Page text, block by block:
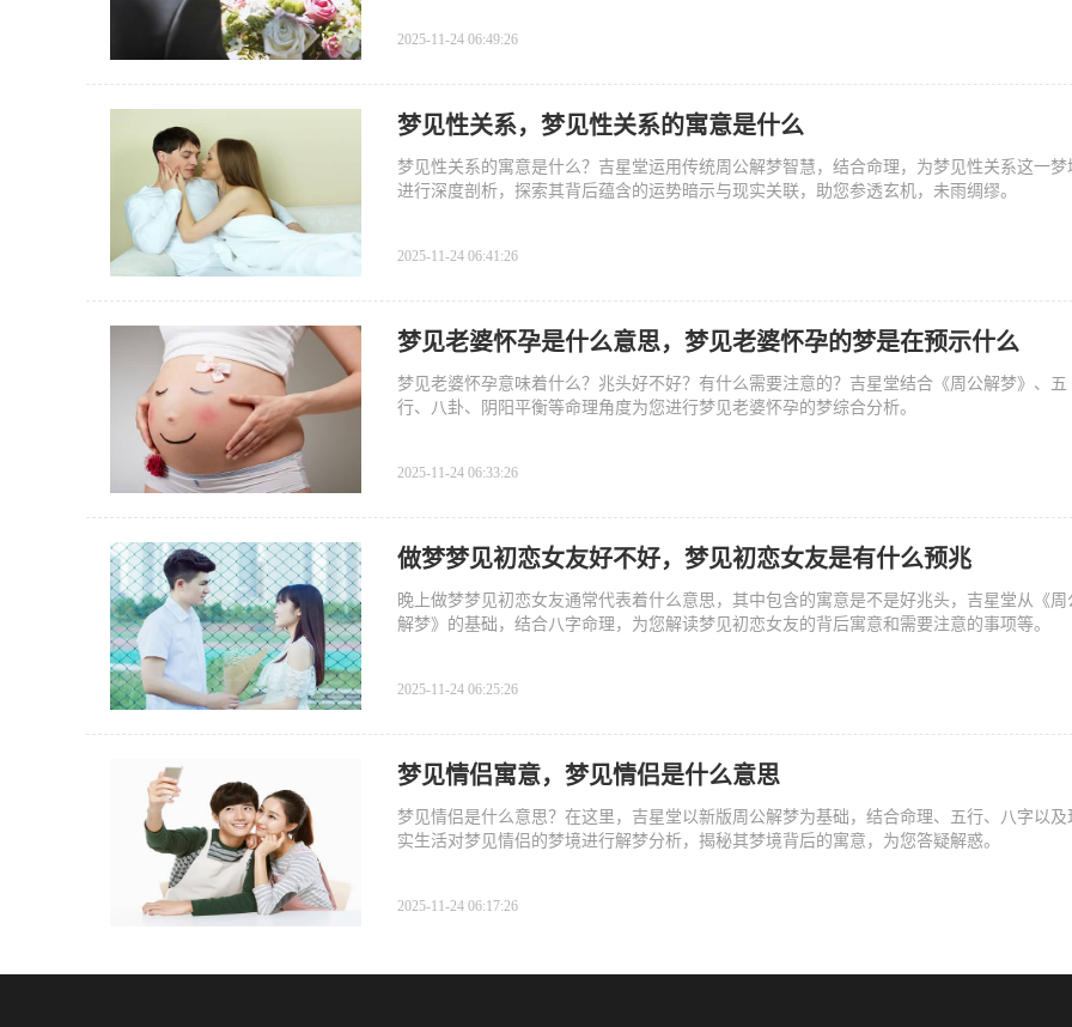
2025-11-24 06:49:26
梦见性关系，梦见性关系的寓意是什么
梦见性关系的寓意是什么？吉星堂运用传统周公解梦智慧，结合命理，为梦见性关系这一梦
进行深度剖析，探索其背后蕴含的运势暗示与现实关联，助您参透玄机，未雨绸缪。
2025-11-24 06:41:26
梦见老婆怀孕是什么意思，梦见老婆怀孕的梦是在预示什么
梦见老婆怀孕意味着什么？兆头好不好？有什么需要注意的？吉星堂结合《周公解梦》、五
行、八卦、阴阳平衡等命理角度为您进行梦见老婆怀孕的梦综合分析。
2025-11-24 06:33:26
做梦梦见初恋女友好不好，梦见初恋女友是有什么预兆
晚上做梦梦见初恋女友通常代表着什么意思，其中包含的寓意是不是好兆头，吉星堂从《周
解梦》的基础，结合八字命理，为您解读梦见初恋女友的背后寓意和需要注意的事项等。
2025-11-24 06:25:26
梦见情侣寓意，梦见情侣是什么意思
梦见情侣是什么意思？在这里，吉星堂以新版周公解梦为基础，结合命理、五行、八字以及
实生活对梦见情侣的梦境进行解梦分析，揭秘其梦境背后的寓意，为您答疑解惑。
2025-11-24 06:17:26